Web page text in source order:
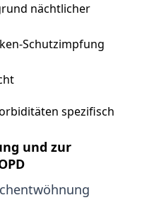
nächtlicher
Schutzimpfung
spezifisch
und zur